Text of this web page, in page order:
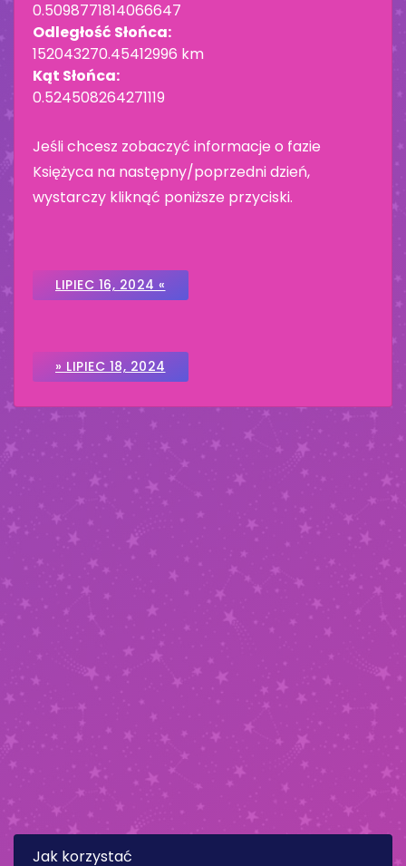
0.5098771814066647
Odległość Słońca:
152043270.45412996 km
Kąt Słońca:
0.524508264271119
Jeśli chcesz zobaczyć informacje o fazie
Księżyca na następny/poprzedni dzień,
wystarczy kliknąć poniższe przyciski.
LIPIEC 16, 2024 «
» LIPIEC 18, 2024
Jak korzystać